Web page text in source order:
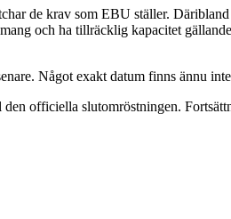
de krav som EBU ställer.
och ha tillräcklig kapacitet
Något exakt datum finns ännu
officiella slutomröstningen.